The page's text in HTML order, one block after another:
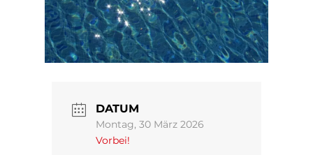
DATUM
Montag, 30 März 2026
Vorbei!